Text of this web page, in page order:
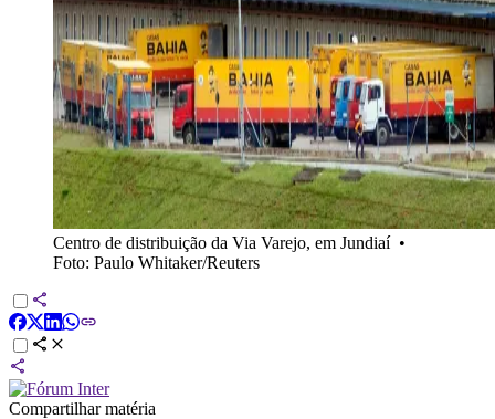
Centro de distribuição da Via Varejo, em Jundiaí•
Foto: Paulo Whitaker/Reuters
Compartilhar matéria